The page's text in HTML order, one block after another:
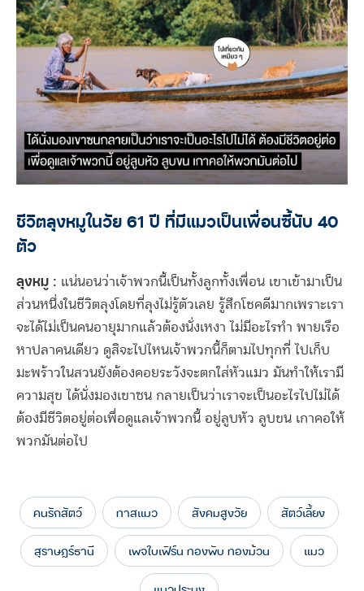
ชีวิตลุงหมูในวัย 61 ปี ที่มีแมวเป็นเพื่อนซี้นับ 40
ตัว
ลุงหมู : แน่นอนว่าเจ้าพวกนี้เป็นทั้งลูกทั้งเพื่อน เขาเข้ามาเป็น
ส่วนหนึ่งในชีวิตลุงโดยที่ลุงไม่รู้ตัวเลย รู้สึกโชคดีมากเพราะเรา
จะได้ไม่เป็นคนอายุมากแล้วต้องนั่งเหงา ไม่มีอะไรทำ พายเรือ
หาปลาคนเดียว ดูสิจะไปไหนเจ้าพวกนี้ก็ตามไปทุกที่ ไปเก็บ
มะพร้าวในสวนยังต้องคอยระวังจะตกใส่หัวแมว มันทำให้เรามี
ความสุข ได้นั่งมองเขาซน กลายเป็นว่าเราจะเป็นอะไรไปไม่ได้
ต้องมีชีวิตอยู่ต่อเพื่อดูแลเจ้าพวกนี้ อยู่ลูบหัว ลูบขน เกาคอให้
พวกมันต่อไป
คนรักสัตว์ ทาสแมว สังคมสูงวัย สัตว์เลี้ยง
สุราษฎร์ธานี เพจใบเฟิร์น ทองพับ ทองม้วน แมว